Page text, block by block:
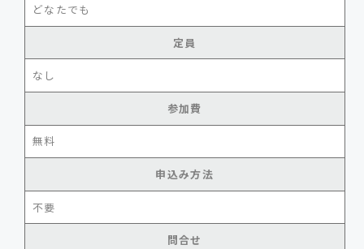
どなたでも
定員
なし
参加費
無料
申込み方法
不要
問合せ